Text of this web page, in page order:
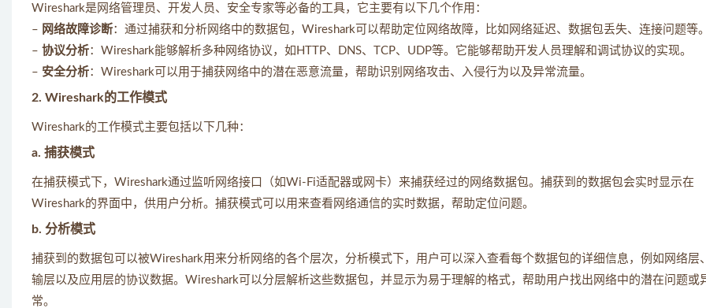
Wireshark是网络管理员、开发人员、安全专家等必备的工具，它主要有以下几个作用：
– 网络故障诊断：通过捕获和分析网络中的数据包，Wireshark可以帮助定位网络故障，比如网络延迟、数据包丢失、连接问题等。
– 协议分析：Wireshark能够解析多种网络协议，如HTTP、DNS、TCP、UDP等。它能够帮助开发人员理解和调试协议的实现。
– 安全分析：Wireshark可以用于捕获网络中的潜在恶意流量，帮助识别网络攻击、入侵行为以及异常流量。
2. Wireshark的工作模式
Wireshark的工作模式主要包括以下几种：
a. 捕获模式
在捕获模式下，Wireshark通过监听网络接口（如Wi-Fi适配器或网卡）来捕获经过的网络数据包。捕获到的数据包会实时显示在
Wireshark的界面中，供用户分析。捕获模式可以用来查看网络通信的实时数据，帮助定位问题。
b. 分析模式
捕获到的数据包可以被Wireshark用来分析网络的各个层次，分析模式下，用户可以深入查看每个数据包的详细信息，例如网络层
输层以及应用层的协议数据。Wireshark可以分层解析这些数据包，并显示为易于理解的格式，帮助用户找出网络中的潜在问题或
常。